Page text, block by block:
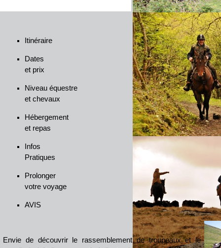
Itinéraire
Dates
et prix
Niveau équestre
et chevaux
Hébergement
et repas
Infos
Pratiques
Prolonger
votre voyage
AVIS
Envie de découvrir le rassemblement de troupeaux et le